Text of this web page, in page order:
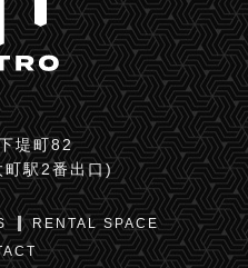
堤町82
町駅2番出口)
RENTAL SPACE